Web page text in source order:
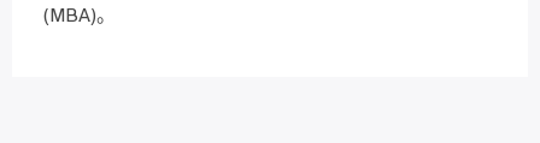
(MBA)。